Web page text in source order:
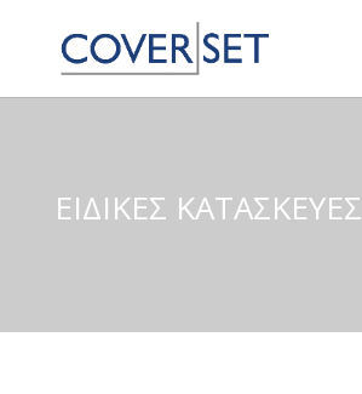
ΕΙΔΙΚΕΣ ΚΑΤΑΣΚΕΥΕΣ